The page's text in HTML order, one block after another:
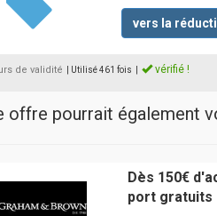
vers la
de validité | Utilisé 461 fois vérifié !
offre pourrait également
Dès 150€
port gratuits